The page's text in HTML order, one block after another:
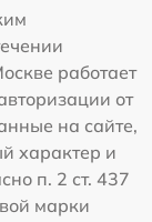
работает
от
на сайте,
характер и
п. 2 ст. 437
марки